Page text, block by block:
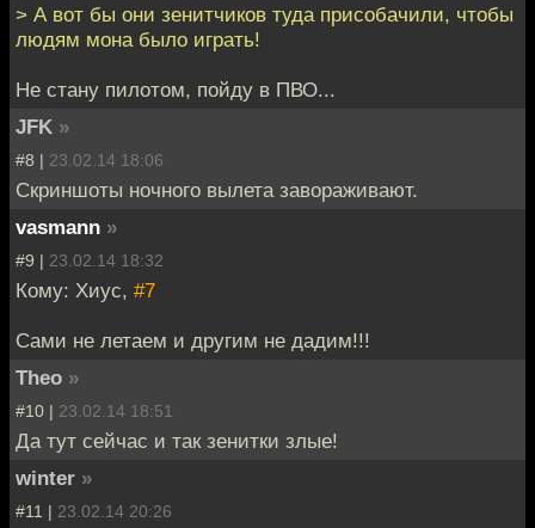
> А вот бы они зенитчиков туда присобачили, чтобы
людям мона было играть!
Не стану пилотом, пойду в ПВО...
JFK »
#8 | 23.02.14 18:06
Скриншоты ночного вылета завораживают.
vasmann »
#9 | 23.02.14 18:32
Кому: Хиус, #7
Сами не летаем и другим не дадим!!!
Theo »
#10 | 23.02.14 18:51
Да тут сейчас и так зенитки злые!
winter »
#11 | 23.02.14 20:26